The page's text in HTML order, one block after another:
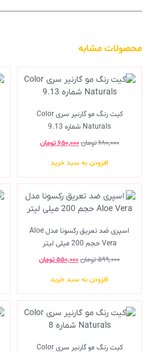
محصولات مشابه
کیت رنگ مو گارنیر سری Color
Naturals شماره 9.13
۶۸۰,۰۰۰تومان۶۵۰,۰۰۰ تومان
افزودن به سبد خرید
اسپری ضد تعریق رکسونا مدل Aloe
Vera حجم 200 میلی لیتر
۵۹۹,۰۰۰تومان۵۵۰,۰۰۰تومان
افزودن به سبد خرید
کیت رنگ مو گارنیر سری Color